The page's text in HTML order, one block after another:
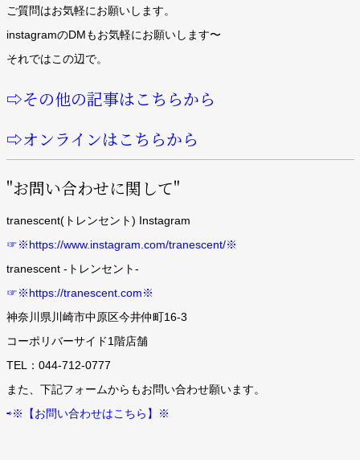
ご質問はお気軽にお願いします。
instagramのDMもお気軽にお願いします〜
それではこの辺で。
⇨その他の記事はこちらから
⇨オンラインはこちらから
"お問い合わせに関して"
tranescent(トレンセント) Instagram
☞※https://www.instagram.com/tranescent/※
tranescent -トレンセント-
☞※https://tranescent.com※
神奈川県川崎市中原区今井仲町16-3
コーポリバーサイド1階店舗
TEL： 044-712-0777
また、下記フォームからもお問い合わせ願います。
⇨※【お問い合わせはこちら】※